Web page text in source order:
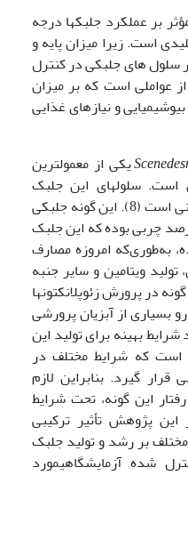
بر عملکرد جلبکها درجه
است. زیرا میزان پایه و
سلول های جلبکی در کنترل
دما از عواملی است که بر میزان
و نیازهای غذایی
یکی از معمول­ترین
است. سلول­های این جلبک
غیرمتحرک، فاقد تاژک و دارای کلنی است (8). این گونه جلبکی
47 درصد پروتئین و 9/1 درصد چربی بوده که این جلبک
به‌طوری‌که امروزه مصارف
تولید ویتامین و سایر جنبه
در پرورش زئوپلانکتون­ها
بسیاری از آبزیان پرورشی
دارد (2 و 3). ایجاد شرایط بهینه برای تولید این
است که شرایط مختلف در
قرار گیرد. بنابراین لازم
این گونه، تحت شرایط
پژوهش تأثیر ترکیبی
بر رشد و تولید جلبک
شده آزمایشگاهیمورد